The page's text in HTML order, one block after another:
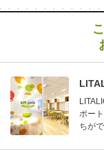
ポー
ちが